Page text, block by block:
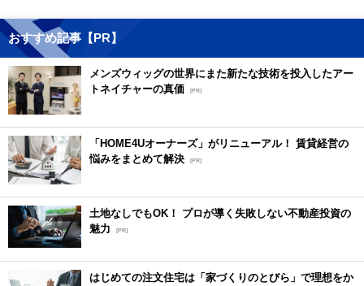
おすすめ記事【PR】
メンズウィッグの世界にまた新たな技術を投入したアー
トネイチャーの真価 [PR]
「HOME4Uオーナーズ」がリニューアル！ 賃貸経営の
悩みをまとめて解決 [PR]
土地なしでもOK！ プロが導く失敗しない不動産投資の
魅力
[PR]
はじめての注文住宅は「家づくりのとびら」で理想をか